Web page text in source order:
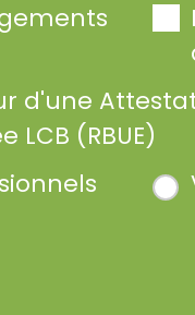
d'une
LCB (RBUE)